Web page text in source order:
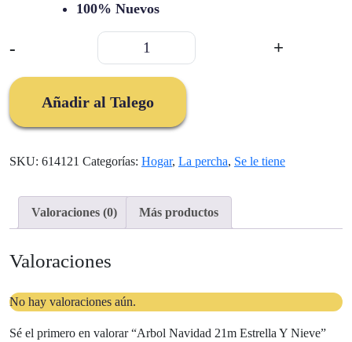
100% Nuevos
-
Arbol
21m
Nieve
+
Añadir al Talego
SKU: 614121 Categorías: Hogar, La percha, Se le tiene
Valoraciones (0) Más productos
Valoraciones
No hay valoraciones aún.
Sé el primero en valorar “Arbol Navidad 21m Estrella Y Nieve”